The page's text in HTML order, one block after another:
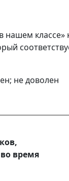
нашем классе»
не доволен
время